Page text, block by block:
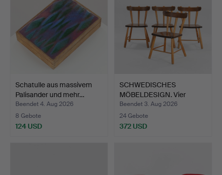
Schatulle aus massivem
Palisander und mehr…
Beendet 4. Aug 2026
8 Gebote
124 USD
SCHWEDISCHES
MÖBELDESIGN. Vier
Stühle aus …
Beendet 3. Aug 2026
24 Gebote
372 USD